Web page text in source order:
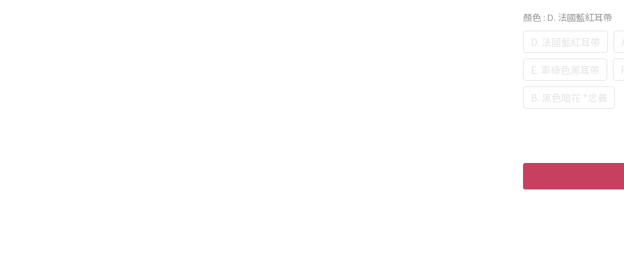
顏色 : D. 法國藍紅耳帶
D. 法國藍紅耳帶
E. 軍綠色黑耳帶
B. 黑色暗花 *忠義